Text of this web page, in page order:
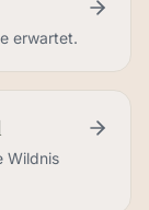
erwartet.
Wildnis